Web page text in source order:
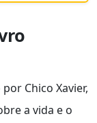
Chico Xavier,
a vida e o